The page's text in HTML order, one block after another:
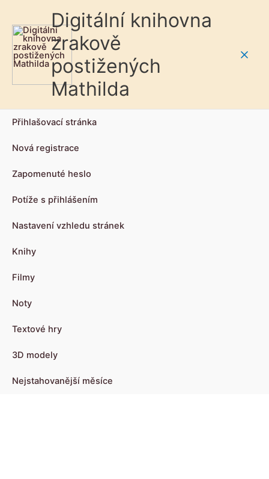
Digitální knihovna
zrakově
postižených
Mathilda
Přihlašovací stránka
Nová registrace
Zapomenuté heslo
Potíže s přihlášením
Nastavení vzhledu stránek
Knihy
Filmy
Noty
Textové hry
3D modely
Nejstahovanější měsíce